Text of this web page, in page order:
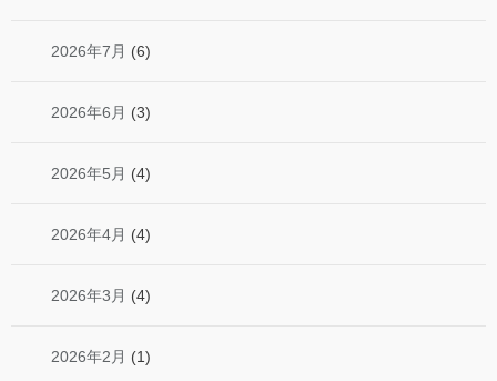
2026年7月 (6)
2026年6月 (3)
2026年5月 (4)
2026年4月 (4)
2026年3月 (4)
2026年2月 (1)